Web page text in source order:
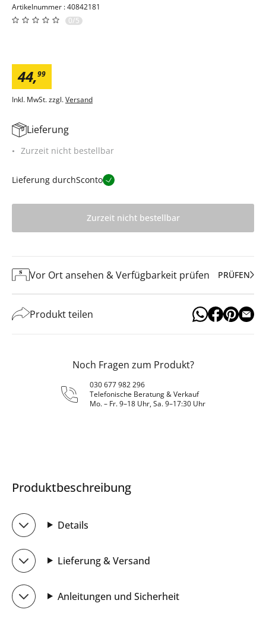
Artikelnummer : 40842181
0/5
44,99
Inkl. MwSt. zzgl.Versand
Lieferung
Zurzeit nicht bestellbar
Lieferung durchSconto
Zurzeit nicht bestellbar
Vor Ort ansehen & Verfügbarkeit prüfen PRÜFEN
Produkt teilen
Noch Fragen zum Produkt?
030 677 982 296
Telefonische Beratung & Verkauf
Mo. – Fr. 9–18 Uhr, Sa. 9–17:30 Uhr
Produktbeschreibung
Details
Lieferung & Versand
Anleitungen und Sicherheit